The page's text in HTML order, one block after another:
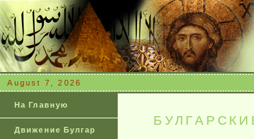
August 7, 2026
На Главную
Движение Булгар